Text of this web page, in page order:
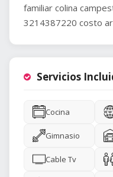
familiar colina
3214387220 costo
Servicios
Cocina
Gimnasio
Cable Tv